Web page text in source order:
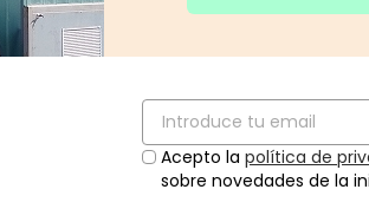
Acepto la política de
sobre novedades de la